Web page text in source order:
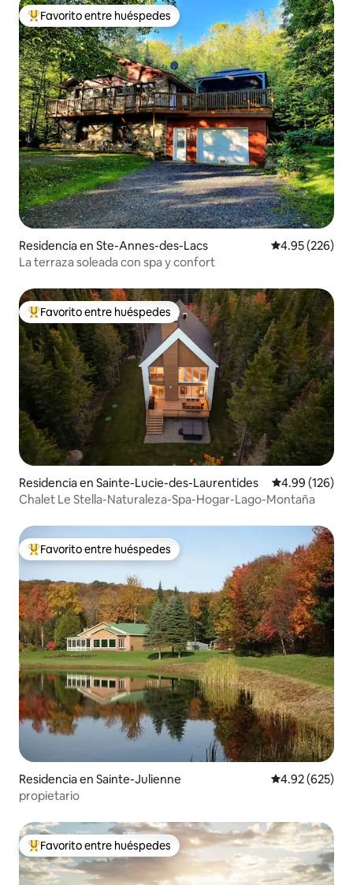
De los mejores en Favorito entre huéspedes
Favorito entre huéspedes
Residencia en Ste-Annes-des-Lacs Calificación
4.95 (226)
La terraza soleada con spa y confort
De los mejores en Favorito entre huéspedes
Favorito entre huéspedes
Residencia en Sainte-Lucie-des-Laurentides Calificación
4.99 (126)
Chalet Le Stella-Naturaleza-Spa-Hogar-Lago-Montaña
De los mejores en Favorito entre huéspedes
Favorito entre huéspedes
Residencia en Sainte-Julienne Calificación
4.92 (625)
propietario
De los mejores en Favorito entre huéspedes
Favorito entre huéspedes